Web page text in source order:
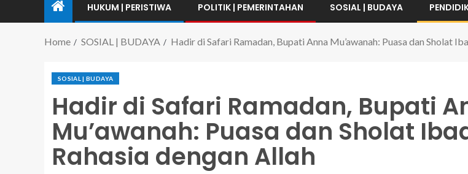
HUKUM | PERISTIWA POLITIK | PEMERINTAHAN SOSIAL | BUDAYA
Home SOSIAL | BUDAYA Hadir di Safari Ramadan, Bupati Anna Mu’awanah: Puasa dan Sholat
SOSIAL | BUDAYA
Hadir di Safari Ramadan, Bupati
Mu’awanah: Puasa dan Sholat
Rahasia dengan Allah